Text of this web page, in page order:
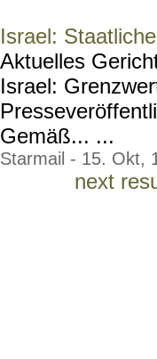
Israel:
Aktuelles
Israel:
Gemäß... ...
Starmail - 15. Okt,
next